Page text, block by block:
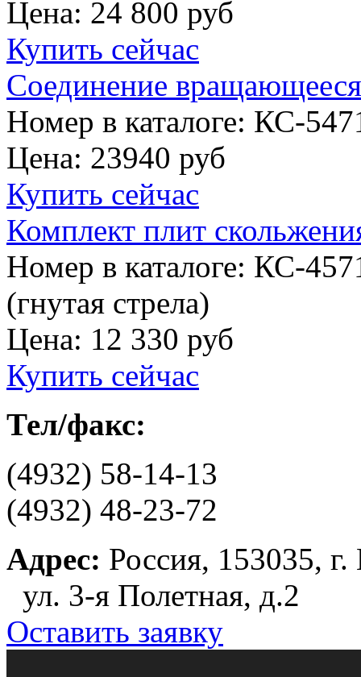
Цена: 24 800 руб
Купить сейчас
Соединение
Номер в каталоге: КС-
Цена: 23940 руб
Купить сейчас
Комплект плит
Номер в каталоге: КС-
(гнутая стрела)
Цена: 12 330 руб
Купить сейчас
Тел/факс:
(4932) 58-14-13
(4932) 48-23-72
Адрес: Россия, 153035,
ул. 3-я Полетная, д.2
Оставить заявку